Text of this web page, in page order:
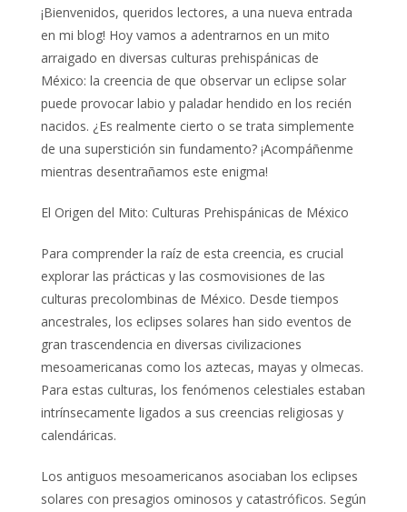
¡Bienvenidos, queridos lectores, a una nueva entrada
en mi blog! Hoy vamos a adentrarnos en un mito
arraigado en diversas culturas prehispánicas de
México: la creencia de que observar un eclipse solar
puede provocar labio y paladar hendido en los recién
nacidos. ¿Es realmente cierto o se trata simplemente
de una superstición sin fundamento? ¡Acompáñenme
mientras desentrañamos este enigma!
El Origen del Mito: Culturas Prehispánicas de México
Para comprender la raíz de esta creencia, es crucial
explorar las prácticas y las cosmovisiones de las
culturas precolombinas de México. Desde tiempos
ancestrales, los eclipses solares han sido eventos de
gran trascendencia en diversas civilizaciones
mesoamericanas como los aztecas, mayas y olmecas.
Para estas culturas, los fenómenos celestiales estaban
intrínsecamente ligados a sus creencias religiosas y
calendáricas.
Los antiguos mesoamericanos asociaban los eclipses
solares con presagios ominosos y catastróficos. Según